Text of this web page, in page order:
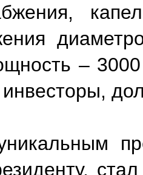
–